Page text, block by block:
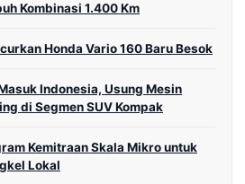
Kombinasi 1.400 Km
Honda Vario 160 Baru Besok
Indonesia, Usung Mesin
di Segmen SUV Kompak
Kemitraan Skala Mikro untuk
Lokal